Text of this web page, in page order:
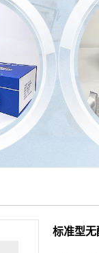
标准型无